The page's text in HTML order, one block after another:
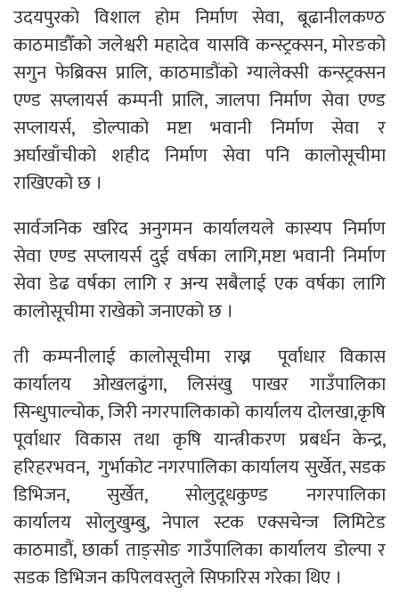
उदयपुरको विशाल होम निर्माण सेवा, बूढानीलकण्ठ
काठमाडौँको जलेश्वरी महादेव यासवि कन्स्ट्रक्सन, मोरङको
सगुन फेब्रिक्स प्रालि, काठमाडौंको ग्यालेक्सी कन्स्ट्रक्सन
एण्ड सप्लायर्स कम्पनी प्रालि, जालपा निर्माण सेवा एण्ड
सप्लायर्स, डोल्पाको मष्टा भवानी निर्माण सेवा र
अर्घाखाँचीको शहीद निर्माण सेवा पनि कालोसूचीमा
राखिएको छ ।
सार्वजनिक खरिद अनुगमन कार्यालयले कास्यप निर्माण
सेवा एण्ड सप्लायर्स दुई वर्षका लागि,मष्टा भवानी निर्माण
सेवा डेढ वर्षका लागि र अन्य सबैलाई एक वर्षका लागि
कालोसूचीमा राखेको जनाएको छ ।
ती कम्पनीलाई कालोसूचीमा राख्न पूर्वाधार विकास
कार्यालय ओखलढुंगा, लिसंखु पाखर गाउँपालिका
सिन्धुपाल्चोक, जिरी नगरपालिकाको कार्यालय दोलखा,कृषि
पूर्वाधार विकास तथा कृषि यान्त्रीकरण प्रबर्धन केन्द्र,
हरिहरभवन, गुर्भाकोट नगरपालिका कार्यालय सुर्खेत, सडक
डिभिजन, सुर्खेत, सोलुदूधकुण्ड नगरपालिका
कार्यालय सोलुखुम्बु, नेपाल स्टक एक्सचेन्ज लिमिटेड
काठमाडौं, छार्का ताङ्सोङ गाउँपालिका कार्यालय डोल्पा र
सडक डिभिजन कपिलवस्तुले सिफारिस गरेका थिए ।